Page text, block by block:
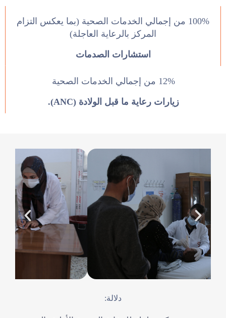
100% من إجمالي الخدمات الصحية (بما يعكس التزام
المركز بالرعاية العاجلة)
استشارات الصدمات
12% من إجمالي الخدمات الصحية
زيارات رعاية ما قبل الولادة (ANC).
دلالة: